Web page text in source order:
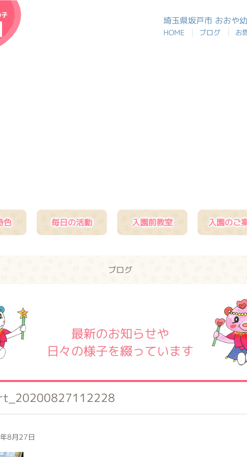
埼玉県坂戸市 おおや
HOME | ブログ | お
色 毎日の活動 入園前教室 入園のご
ブログ
最新のお知らせや
日々の様子を綴っています
8月27日